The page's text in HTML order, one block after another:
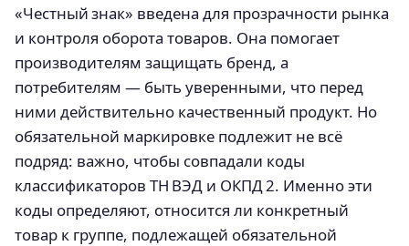
«Честный знак» введена для прозрачности рынка
и контроля оборота товаров. Она помогает
производителям защищать бренд, а
потребителям — быть уверенными, что перед
ними действительно качественный продукт. Но
обязательной маркировке подлежит не всё
подряд: важно, чтобы совпадали коды
классификаторов ТН ВЭД и ОКПД 2. Именно эти
коды определяют, относится ли конкретный
товар к группе, подлежащей обязательной